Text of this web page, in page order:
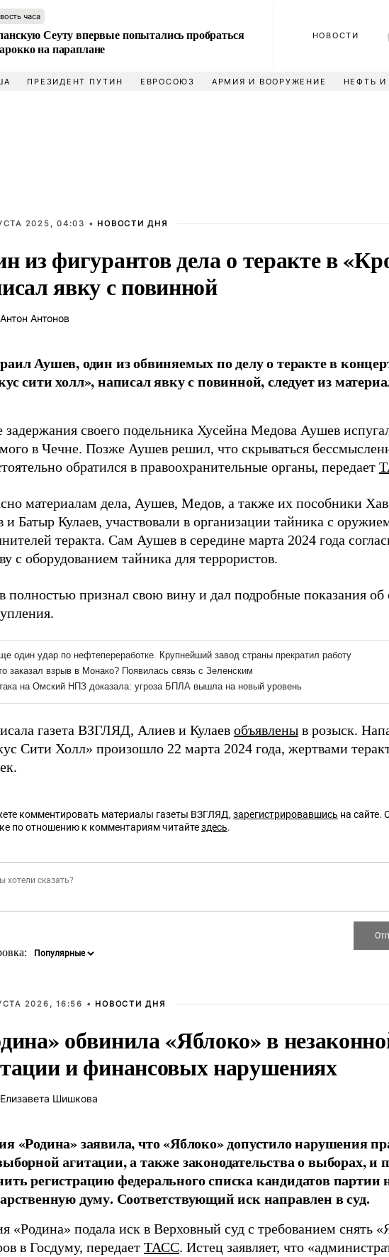
часа
Сеуту впервые попытались пробраться
на параплане
НОВОСТИ
ПРЕЗИДЕНТ ПУТИН ЕВРОСОЮЗ АРМИЯ И ВООРУЖЕНИЕ НЕФТЬ И
2025, 04:03 • НОВОСТИ ДНЯ
из фигурантов дела о теракте в
явку с повинной
Антон Антонов
Аушев, один из обвиняемых по делу о теракте в
сити холл», написал явку с повинной, следует из
задержания своего подельника Хусейна Медова Аушев
в Чечне. Позже Аушев решил, что скрываться
обратился в правоохранительные органы, передает
материалам дела, Аушев, Медов, а также их пособники
и Батыр Кулаев, участвовали в организации тайника с
теракта. Сам Аушев в середине марта 2024 года
с оборудованием тайника для террористов.
полностью признал свою вину и дал подробные показания об
газета ВЗГЛЯД, Алиев и Кулаев объявлены в розыск.
Сити Холл» произошло 22 марта 2024 года, жертвами
комментировать материалы газеты ВЗГЛЯД, зарегистрировавшись на сайте.
по отношению к комментариям читайтездесь.
2026, 16:56 • НОВОСТИ ДНЯ
обвинила «Яблоко» в
и финансовых нарушениях
Елизавета Шишкова
«Родина» заявила, что «Яблоко» допустило нарушения
агитации, а также законодательства о выборах, и
регистрацию федерального списка кандидатов партии
думу. Соответствующий иск направлен в суд.
«Родина» подала иск в Верховный суд с требованием снять
в Госдуму, передает ТАСС. Истец заявляет, что